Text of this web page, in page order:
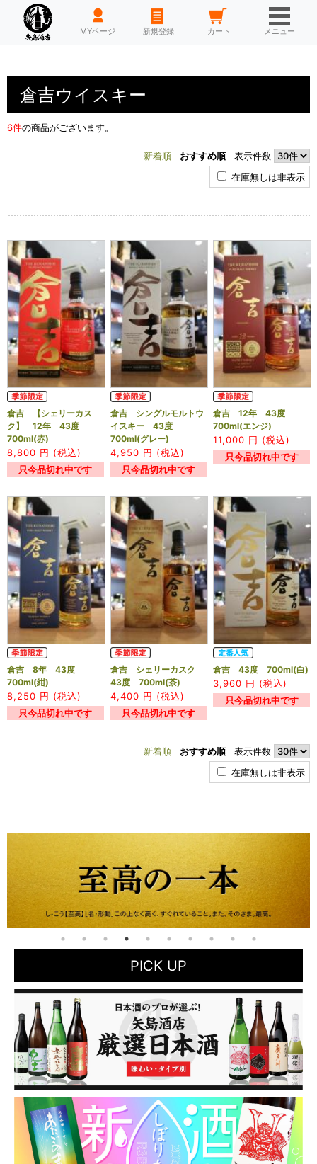
HOME MYページ 新規登録 カート メニュー
倉吉ウイスキー
6件の商品がございます。
新着順 おすすめ順表示件数
在庫無しは非表示
倉吉 【シェリーカス
ク】 12年 43度
700ml(赤)
8,800 円 (税込)
只今品切れ中です
倉吉 シングルモルトウ
イスキー 43度
700ml(グレー)
4,950 円 (税込)
只今品切れ中です
倉吉 12年 43度
700ml(エンジ)
11,000 円 (税込)
只今品切れ中です
倉吉 8年 43度
700ml(紺)
8,250 円 (税込)
只今品切れ中です
倉吉 シェリーカスク
43度 700ml(茶)
4,400 円 (税込)
只今品切れ中です
倉吉 43度 700ml(白)
3,960 円 (税込)
只今品切れ中です
新着順 おすすめ順表示件数
在庫無しは非表示
PICK UP